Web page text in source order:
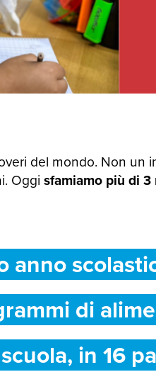
del mondo. Non un
Oggi sfamiamo più di
anno
di
in 16